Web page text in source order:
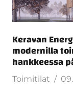
Keravan
modernilla
hankkeessa
Toimitilat